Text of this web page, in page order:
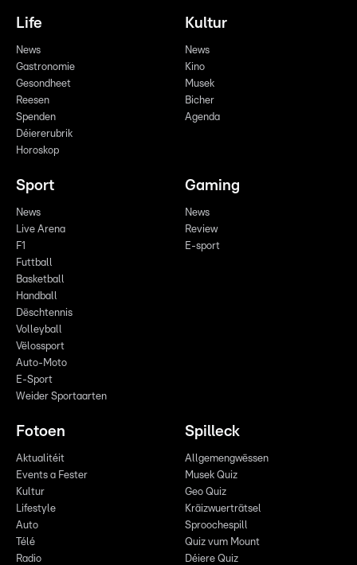
Life
News
Gastronomie
Gesondheet
Reesen
Spenden
Déiererubrik
Horoskop
Kultur
News
Kino
Musek
Bicher
Agenda
Sport
News
Live Arena
F1
Futtball
Basketball
Handball
Dëschtennis
Volleyball
Vëlossport
Auto-Moto
E-Sport
Weider Sportaarten
Gaming
News
Review
E-sport
Fotoen
Aktualitéit
Events a Fester
Kultur
Lifestyle
Auto
Télé
Radio
Spilleck
Allgemengwëssen
Musek Quiz
Geo Quiz
Kräizwuerträtsel
Sproochespill
Quiz vum Mount
Déiere Quiz